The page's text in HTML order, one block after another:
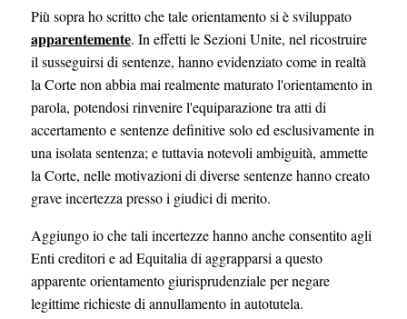
Più sopra ho scritto che tale orientamento si è sviluppato
apparentemente. In effetti le Sezioni Unite, nel ricostruire
il susseguirsi di sentenze, hanno evidenziato come in realtà
la Corte non abbia mai realmente maturato l'orientamento in
parola, potendosi rinvenire l'equiparazione tra atti di
accertamento e sentenze definitive solo ed esclusivamente in
una isolata sentenza; e tuttavia notevoli ambiguità, ammette
la Corte, nelle motivazioni di diverse sentenze hanno creato
grave incertezza presso i giudici di merito.
Aggiungo io che tali incertezze hanno anche consentito agli
Enti creditori e ad Equitalia di aggrapparsi a questo
apparente orientamento giurisprudenziale per negare
legittime richieste di annullamento in autotutela.